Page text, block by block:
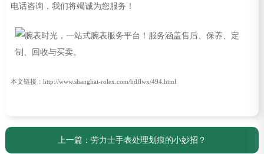
电话咨询，我们将竭诚为您服务！
本文链接：http://www.shanghai-rolex.com/bdflwx/494.html
上一篇： 劳力士手表处理划痕的小妙招？